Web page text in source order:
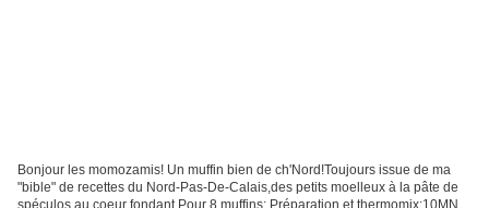
Bonjour les momozamis! Un muffin bien de ch'Nord!Toujours issue de ma
"bible" de recettes du Nord-Pas-De-Calais,des petits moelleux à la pâte de
spéculos au coeur fondant Pour 8 muffins: Préparation et thermomix:10MN